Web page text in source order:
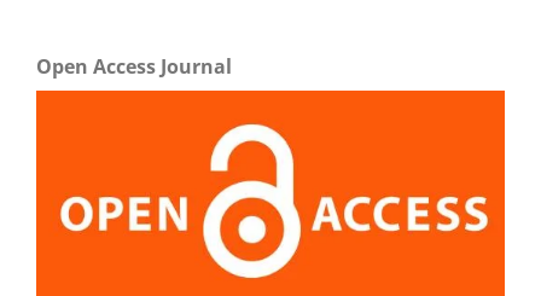
Open Access Journal